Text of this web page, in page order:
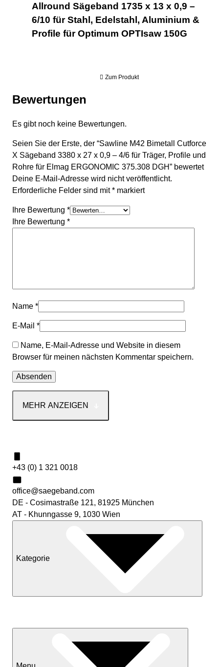
Allround Sägeband 1735 x 13 x 0,9 –
6/10 für Stahl, Edelstahl, Aluminium &
Profile für Optimum OPTIsaw 150G
Zum Produkt
Bewertungen
Es gibt noch keine Bewertungen.
Seien Sie der Erste, der “Sawline M42 Bimetall Cutforce
X Sägeband 3380 x 27 x 0,9 – 4/6 für Träger, Profile und
Rohre für Elmag ERGONOMIC 375.308 DGH” bewertet
Deine E-Mail-Adresse wird nicht veröffentlicht.
Erforderliche Felder sind mit* markiert
Ihre Bewertung *
Ihre Bewertung *
Name *
E-Mail *
Name, E-Mail-Adresse und Website in diesem
Browser für meinen nächsten Kommentar speichern.
MEHR ANZEIGEN
+43 (0) 1 321 0018
office@saegeband.com
DE - Cosimastraße 121, 81925 München
AT - Khunngasse 9, 1030 Wien
Kategorie